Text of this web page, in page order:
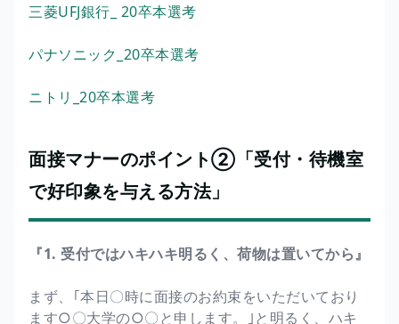
三菱UFJ銀行_ 20卒本選考
パナソニック_20卒本選考
ニトリ_20卒本選考
面接マナーのポイント②「受付・待機室
で好印象を与える方法」
『1. 受付ではハキハキ明るく、荷物は置いてから』
まず、｢本日〇時に面接のお約束をいただいており
ます○〇大学の○〇と申します。｣と明るく、ハキ